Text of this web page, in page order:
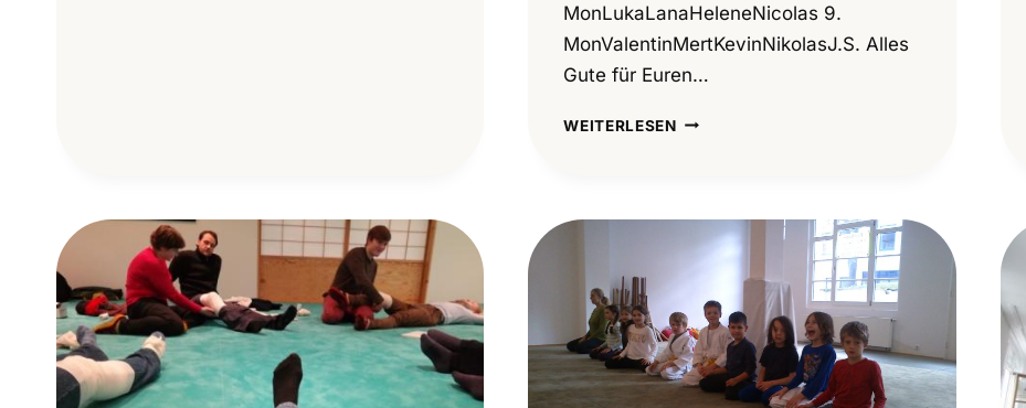
MonLukaLanaHeleneNicolas 9.
MonValentinMertKevinNikolasJ.S. Alles
Gute für Euren…
WEITERLESENERFOLGREICHE